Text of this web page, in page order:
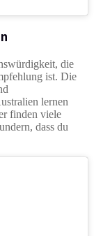
die
ist. Die
lernen
finden viele
dass du